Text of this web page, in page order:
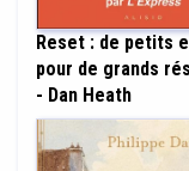
Reset : de petits
pour de grands
- Dan Heath